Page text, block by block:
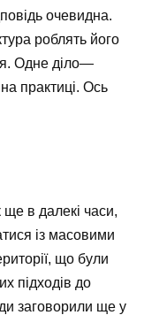
очевидна.
роблять його
Одне діло—
практиці. Ось
ще в далекі часи,
із масовими
що були
підходів до
заговорили ще у